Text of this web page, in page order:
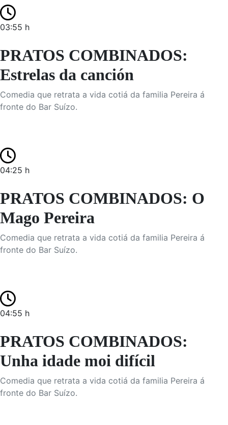
03:55 h
PRATOS COMBINADOS:
Estrelas da canción
Comedia que retrata a vida cotiá da familia Pereira á
fronte do Bar Suízo.
04:25 h
PRATOS COMBINADOS: O
Mago Pereira
Comedia que retrata a vida cotiá da familia Pereira á
fronte do Bar Suízo.
04:55 h
PRATOS COMBINADOS:
Unha idade moi difícil
Comedia que retrata a vida cotiá da familia Pereira á
fronte do Bar Suízo.